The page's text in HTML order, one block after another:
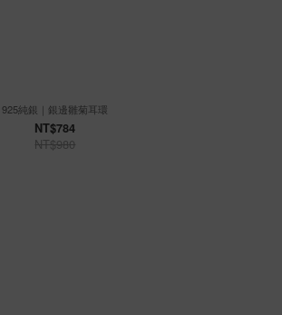
925純銀｜銀邊雛菊耳環
NT$784
NT$980